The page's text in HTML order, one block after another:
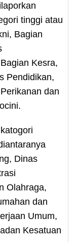
tinggi atau
Bagian
Kesra,
Pendidikan,
dan
Dinas
Olahraga,
dan
Umum,
Kesatuan